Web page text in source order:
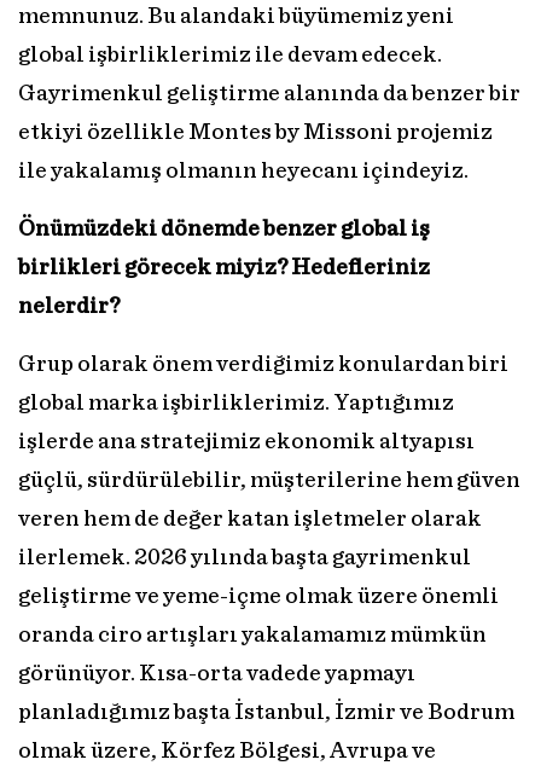
memnunuz. Bu alandaki büyümemiz yeni
global işbirliklerimiz ile devam edecek.
Gayrimenkul geliştirme alanında da benzer bir
etkiyi özellikle Montes by Missoni projemiz
ile yakalamış olmanın heyecanı içindeyiz.
Önümüzdeki dönemde benzer global iş
birlikleri görecek miyiz? Hedefleriniz
nelerdir?
Grup olarak önem verdiğimiz konulardan biri
global marka işbirliklerimiz. Yaptığımız
işlerde ana stratejimiz ekonomik altyapısı
güçlü, sürdürülebilir, müşterilerine hem güven
veren hem de değer katan işletmeler olarak
ilerlemek. 2026 yılında başta gayrimenkul
geliştirme ve yeme-içme olmak üzere önemli
oranda ciro artışları yakalamamız mümkün
görünüyor. Kısa-orta vadede yapmayı
planladığımız başta İstanbul, İzmir ve Bodrum
olmak üzere, Körfez Bölgesi, Avrupa ve